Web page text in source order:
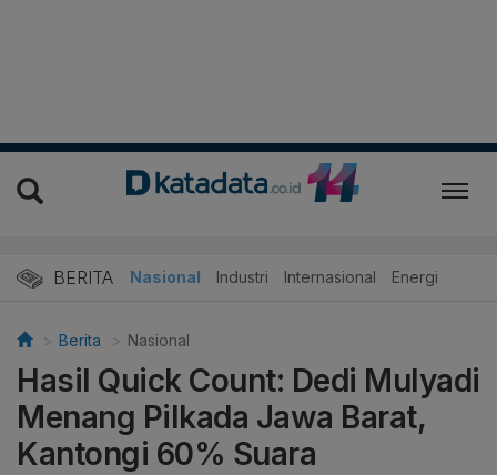
BERITA Nasional Industri Internasional Energi
Berita Nasional
Hasil Quick Count: Dedi Mulyadi
Menang Pilkada Jawa Barat,
Kantongi 60% Suara